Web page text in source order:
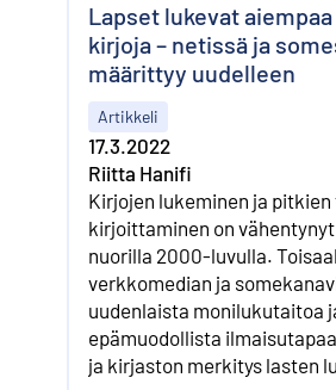
Lapset lukevat
kirjoja – netissä ja
määrittyy uudelleen
Artikkeli
17.3.2022
Riitta Hanifi
Kirjojen lukeminen ja
kirjoittaminen on
nuorilla 2000-luvulla.
verkkomedian ja
uudenlaista monilukutaitoa
epämuodollista
ja kirjaston merkitys lasten